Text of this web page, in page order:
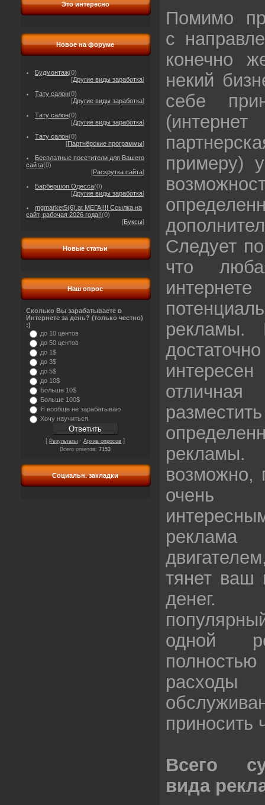
Это интересно
Новое на форуме
Будмонтаж(0)
[Другие виды заработка]
Тату салон(0)
[Другие виды заработка]
Тату салон(0)
[Другие виды заработка]
Тату салон(0)
[Партнёрские программы]
Бесплатные посетители для Вашего
сайта(0)
[Раскрутка сайта]
Барбершоп Одесса(0)
[Другие виды заработка]
mgmarket5(6).at МЕГА!!!! Ссылка на
сайт, рабочая 2026 года!!(0)
[Буксы]
Новые статьи
Наш опрос
Сколько Вы зарабатываете в
Интернете за день? (только честно)
:)
до 10 центов
до 50 центов
до 1$
до 3$
до 5$
до 10$
Больше 10$
Больше 100$
Я вообще не зарабатываю
Хочу научиться
[Результаты ·Архив опросов ]
Всего ответов:7153
Социальн. закладки
Помимо
с
конечно
некий
себе
примеру)
Следует
что
рекламы.
возможно,
очень
тянет ваш
денег.
одной
приносить
Всего
вида